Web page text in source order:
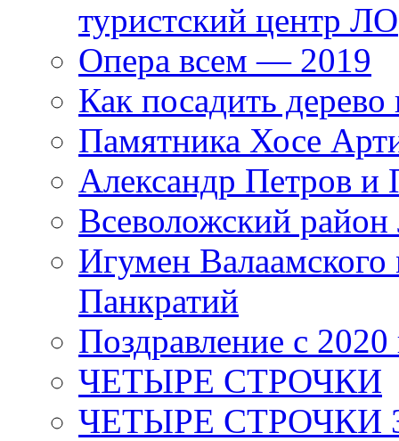
туристский центр ЛО
Опера всем — 2019
Как посадить дерево
Памятника Хосе
Александр Петров и
Всеволожский район
Игумен
Панкратий
Поздравление с 2020
ЧЕТЫРЕ СТРОЧКИ
ЧЕТЫРЕ СТРОЧКИ 3